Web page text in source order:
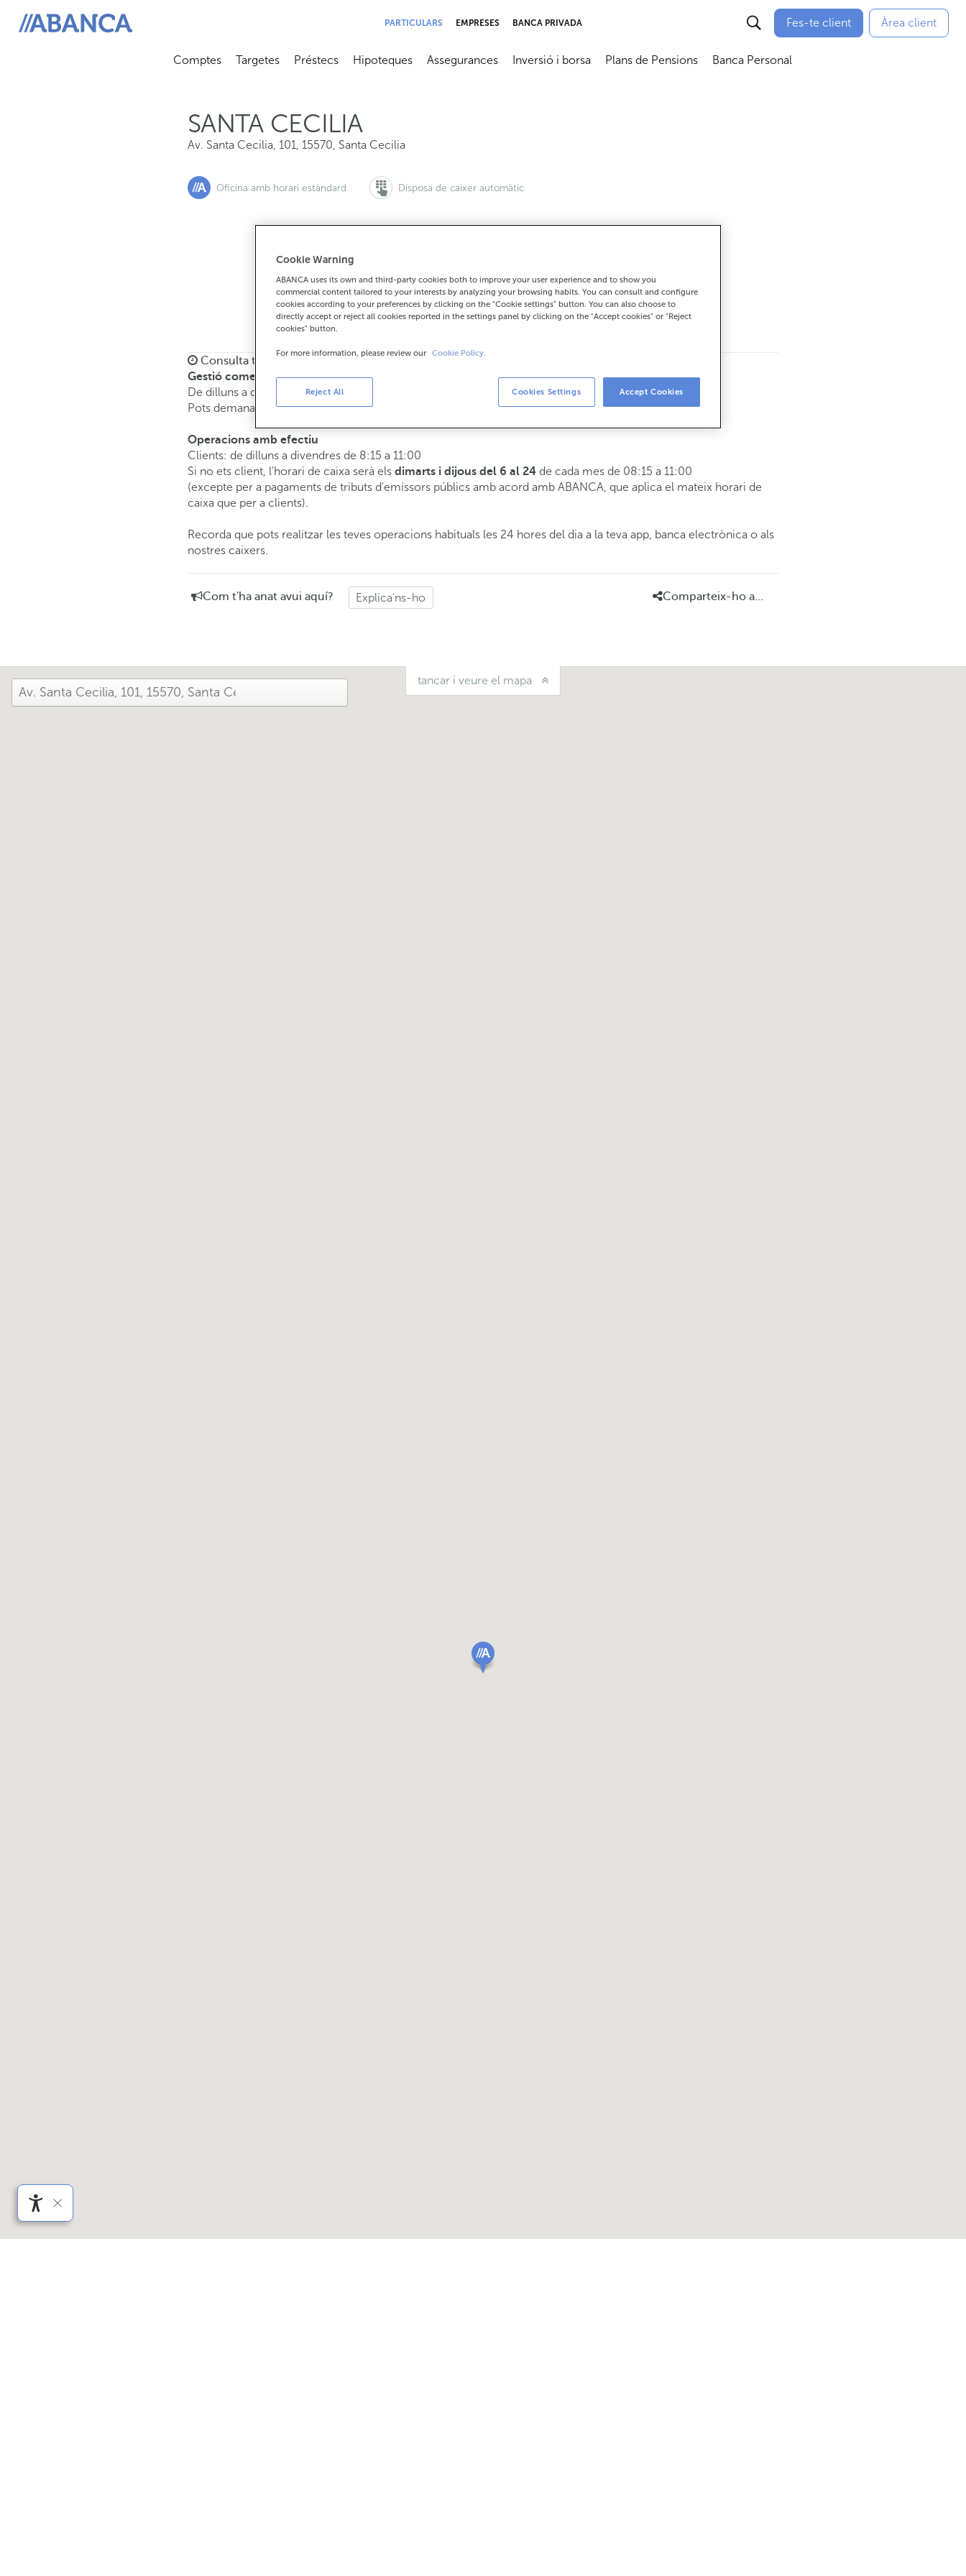
ABANCA
PARTICULARS EMPRESES BANCA PRIVADA Fes-te client Àrea client
Comptes
Abrir submenú
Targetes
Abrir submenú
Préstecs
Abrir submenú
Hipoteques
Abrir submenú
Assegurances
Abrir submenú
Inversió i borsa
Abrir submenú
Plans de Pensions
Abrir submenú
Banca Personal
SANTA CECILIA
Av. Santa Cecilia, 101, 15570, Santa Cecilia
Oficina amb horari estàndard Disposa de caixer automàtic
Si vols demanar cita:
900 815 200 981391185 Com arribar
Consulta tots els horaris
Gestió comercial
De dilluns a divendres de8:15 a 14:00.
Pots demanar cita prèviai t'atendrem el dia i hora que triïs.
Operacions amb efectiu
Clients: de dilluns a divendres de 8:15 a 11:00
Si no ets client, l'horari de caixa serà els dimarts i dijous del 6 al 24 de cada mes de 08:15 a 11:00
(excepte per a pagaments de tributs d'emissors públics amb acord amb ABANCA, que aplica el mateix horari de
caixa que per a clients).
Recorda que pots realitzar les teves operacions habituals les 24 hores del dia a la teva app, banca electrònica o als
nostres caixers.
Com t'ha anat avui aquí? Explica'ns-ho Comparteix-ho a...
tancar i veure el mapa
Cookie Warning
ABANCA uses its own and third-party cookies both to improve your user experience and to show you
commercial content tailored to your interests by analyzing your browsing habits. You can consult and configure
cookies according to your preferences by clicking on the "Cookie settings" button. You can also choose to
directly accept or reject all cookies reported in the settings panel by clicking on the "Accept cookies" or "Reject
cookies" button.
For more information, please review our Cookie Policy.
Reject All Cookies Settings Accept Cookies